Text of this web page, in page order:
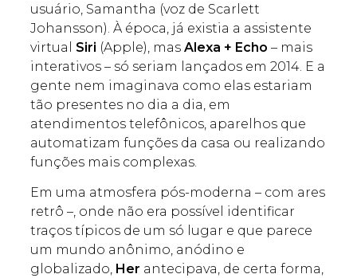
usuário, Samantha (voz de Scarlett
Johansson). À época, já existia a assistente
virtual Siri (Apple), masAlexa + Echo – mais
interativos – só seriam lançados em 2014. E a
gente nem imaginava como elas estariam
tão presentes no dia a dia, em
atendimentos telefônicos, aparelhos que
automatizam funções da casa ou realizando
funções mais complexas.
Em uma atmosfera pós-moderna – com ares
retrô –, onde não era possível identificar
traços típicos de um só lugar e que parece
um mundo anônimo, anódino e
globalizado, Her antecipava, de certa forma,